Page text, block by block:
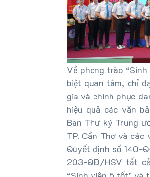
Về phong trào
biệt quan tâm, chỉ
gia và chinh phục
hiệu quả các văn
Ban Thư ký Trung
TP. Cần Thơ và các
Quyết định số 140-
203-QĐ/HSV tất